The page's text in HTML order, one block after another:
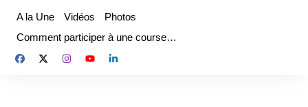
contenu
A la Une Vidéos
Photos
Comment participer à une course…